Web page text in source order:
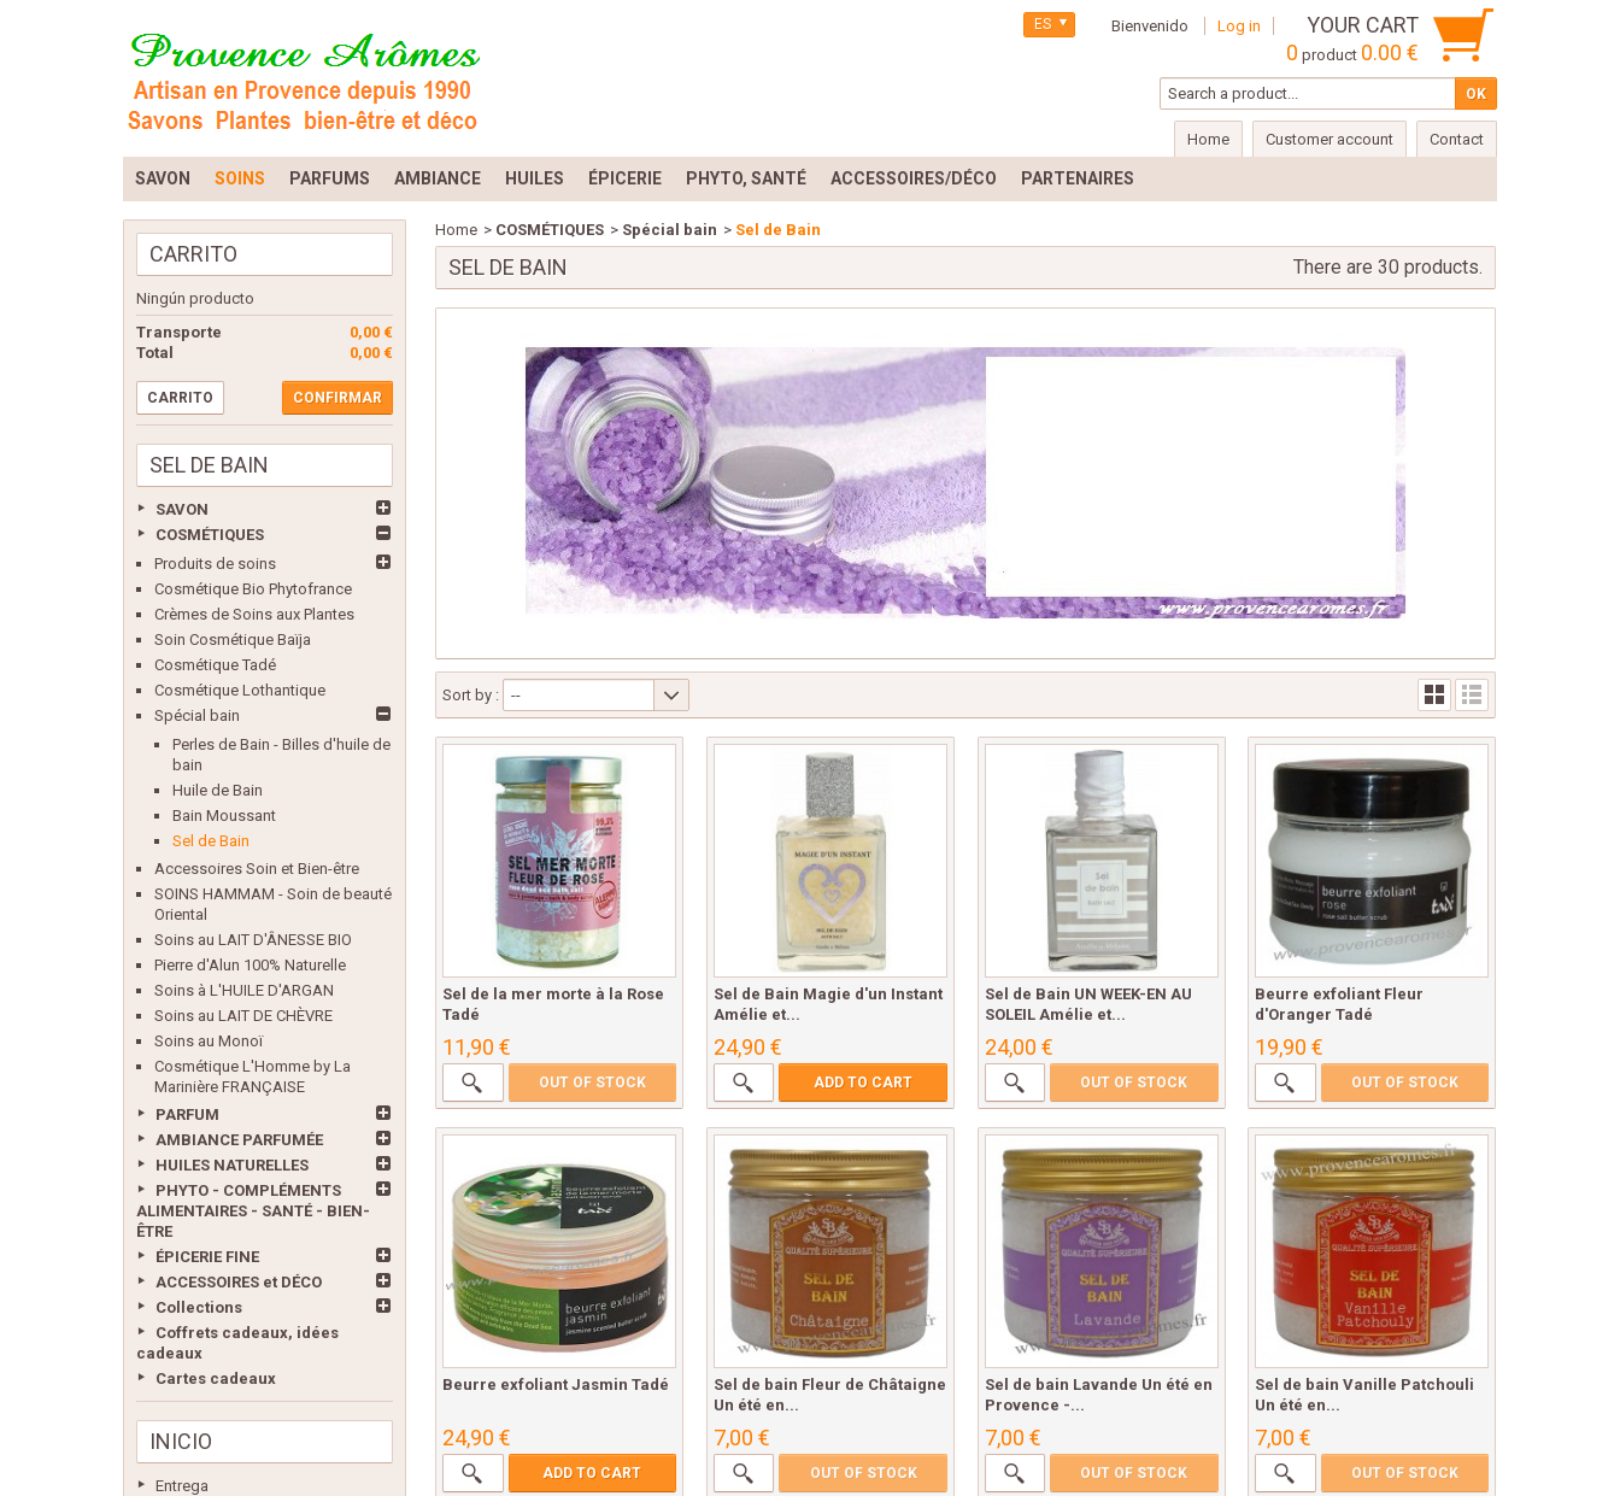
Bienvenido Log in
YOUR CART
0 product 0.00 €
ES
Home Customer account Contact
SAVON SOINS PARFUMS AMBIANCE HUILES ÉPICERIE PHYTO, SANTÉ ACCESSOIRES/DÉCO PARTENAIRES
CARRITO
Ningún producto
0,00 €
Transporte
0,00 €
Total
CARRITO CONFIRMAR
SEL DE BAIN
SAVON
COSMÉTIQUES
Produits de soins
Cosmétique Bio Phytofrance
Crèmes de Soins aux Plantes
Soin Cosmétique Baïja
Cosmétique Tadé
Cosmétique Lothantique
Spécial bain
Perles de Bain - Billes d'huile de
bain
Huile de Bain
Bain Moussant
Sel de Bain
Accessoires Soin et Bien-être
SOINS HAMMAM - Soin de beauté
Oriental
Soins au LAIT D'ÂNESSE BIO
Pierre d'Alun 100% Naturelle
Soins à L'HUILE D'ARGAN
Soins au LAIT DE CHÈVRE
Soins au Monoï
Cosmétique L'Homme by La
Marinière FRANÇAISE
PARFUM
AMBIANCE PARFUMÉE
HUILES NATURELLES
PHYTO - COMPLÉMENTS
ALIMENTAIRES - SANTÉ - BIEN-
ÊTRE
ÉPICERIE FINE
ACCESSOIRES et DÉCO
Collections
Coffrets cadeaux, idées
cadeaux
Cartes cadeaux
INICIO
Entrega
Home > COSMÉTIQUES > Spécial bain > Sel de Bain
SEL DE BAIN There are 30 products.
Sort by : --
Sel de la mer morte à la Rose
Tadé
11,90 €
OUT OF STOCK
Sel de Bain Magie d'un Instant
Amélie et...
24,90 €
ADD TO CART
Sel de Bain UN WEEK-EN AU
SOLEIL Amélie et...
24,00 €
OUT OF STOCK
Beurre exfoliant Fleur
d'Oranger Tadé
19,90 €
OUT OF STOCK
Beurre exfoliant Jasmin Tadé
24,90 €
ADD TO CART
Sel de bain Fleur de Châtaigne
Un été en...
7,00 €
OUT OF STOCK
Sel de bain Lavande Un été en
Provence -...
7,00 €
OUT OF STOCK
Sel de bain Vanille Patchouli
Un été en...
7,00 €
OUT OF STOCK